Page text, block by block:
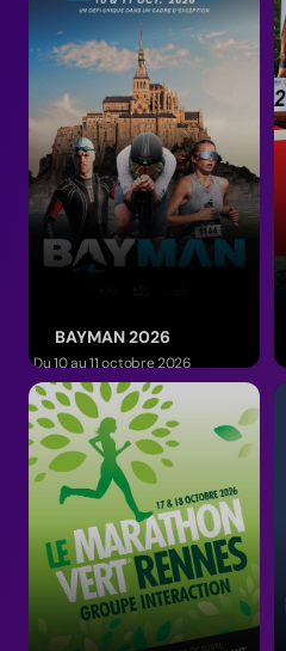
(Bretagne)
BAYMAN 2026
Du 10 au 11 octobre 2026
(Normandie)